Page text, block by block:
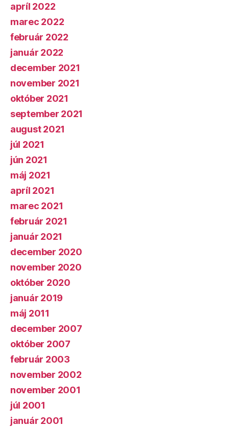
apríl 2022
marec 2022
február 2022
január 2022
december 2021
november 2021
október 2021
september 2021
august 2021
júl 2021
jún 2021
máj 2021
apríl 2021
marec 2021
február 2021
január 2021
december 2020
november 2020
október 2020
január 2019
máj 2011
december 2007
október 2007
február 2003
november 2002
november 2001
júl 2001
január 2001